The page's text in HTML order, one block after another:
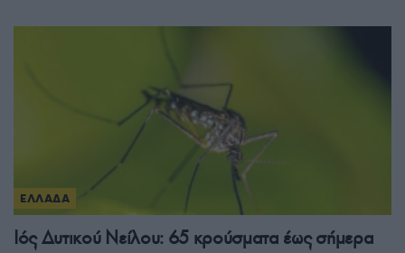
ΕΛΛΑΔΑ
Ιός Δυτικού Νείλου: 65 κρούσματα έως σήμερα